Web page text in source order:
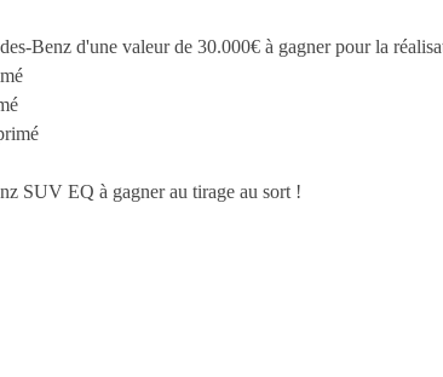
Benz d'une valeur de 30.000€ à gagner pour la
SUV EQ à gagner au tirage au sort !